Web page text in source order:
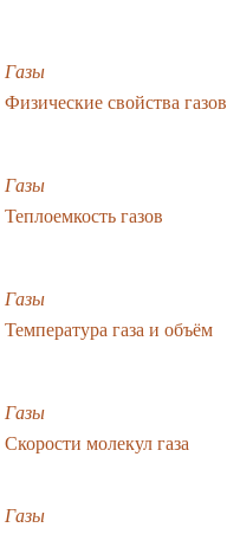
Газы
Физические свойства газов
Газы
Теплоемкость газов
Газы
Температура газа и объём
Газы
Скорости молекул газа
Газы